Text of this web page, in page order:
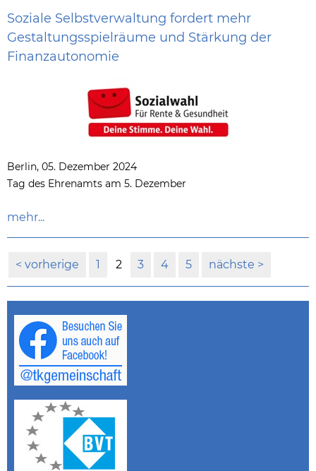
Soziale Selbstverwaltung fordert mehr
Gestaltungsspielräume und Stärkung der
Finanzautonomie
Berlin, 05. Dezember 2024
Tag des Ehrenamts am 5. Dezember
mehr...
vorherige 1 2 3 4 5 nächste